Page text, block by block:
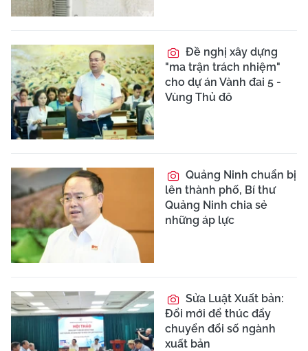
Đề nghị xây dựng
"ma trận trách nhiệm"
cho dự án Vành đai 5 -
Vùng Thủ đô
Quảng Ninh chuẩn bị
lên thành phố, Bí thư
Quảng Ninh chia sẻ
những áp lực
Sửa Luật Xuất bản:
Đổi mới để thúc đẩy
chuyển đổi số ngành
xuất bản